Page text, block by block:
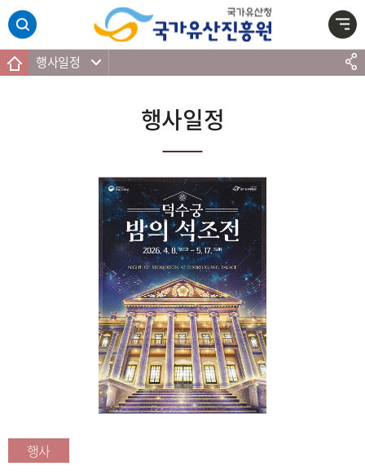
본문 바로가기
주메뉴 바로가기
하단 바로가기
행사일정
행사일정
행사